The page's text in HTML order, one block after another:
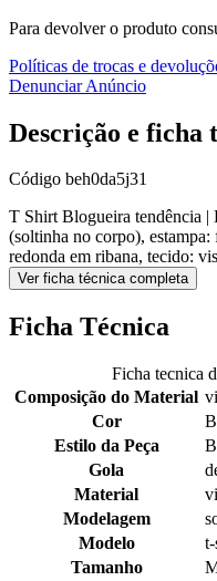
Para devolver o produto
Políticas de trocas e
Denunciar Anúncio
Descrição e ficha
Código beh0da5j31
T Shirt Blogueira tendência |
(soltinha no corpo),
redonda em ribana, tecido:
Ver ficha técnica completa
Ficha Técnica
Ficha tecnica
Composição do Material
Cor
Estilo da Peça
Gola
Material
Modelagem
Modelo
Tamanho